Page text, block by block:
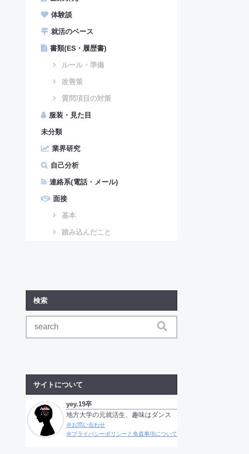
体験談
就活のベース
書類(ES・履歴書)
ルール・準備
改善策
質問項目の対策
服装・見た目
未分類
業界研究
自己分析
連絡系(電話・メール)
面接
基本
踏み込んだこと
検索
サイトについて
yey.19卒
地方大学の元就活生、趣味はダンス
＠お問い合わせ
＠プライバシーポリシーと免責事項について